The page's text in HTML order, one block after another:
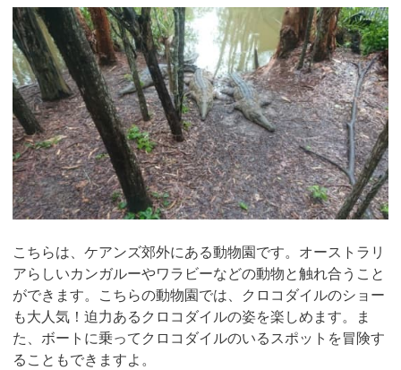
こちらは、ケアンズ郊外にある動物園です。オーストラリ
アらしいカンガルーやワラビーなどの動物と触れ合うこと
ができます。こちらの動物園では、クロコダイルのショー
も大人気！迫力あるクロコダイルの姿を楽しめます。ま
た、ボートに乗ってクロコダイルのいるスポットを冒険す
ることもできますよ。